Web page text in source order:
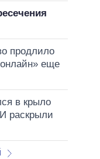
продлило
еще
в крыло
раскрыли